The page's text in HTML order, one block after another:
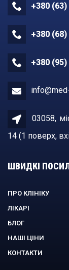
+380
+380
+380
03058,
14 (1 поверх,
ШВИДКІ
ПРО КЛІНІКУ
ЛІКАРІ
БЛОГ
НАШІ ЦІНИ
КОНТАКТИ